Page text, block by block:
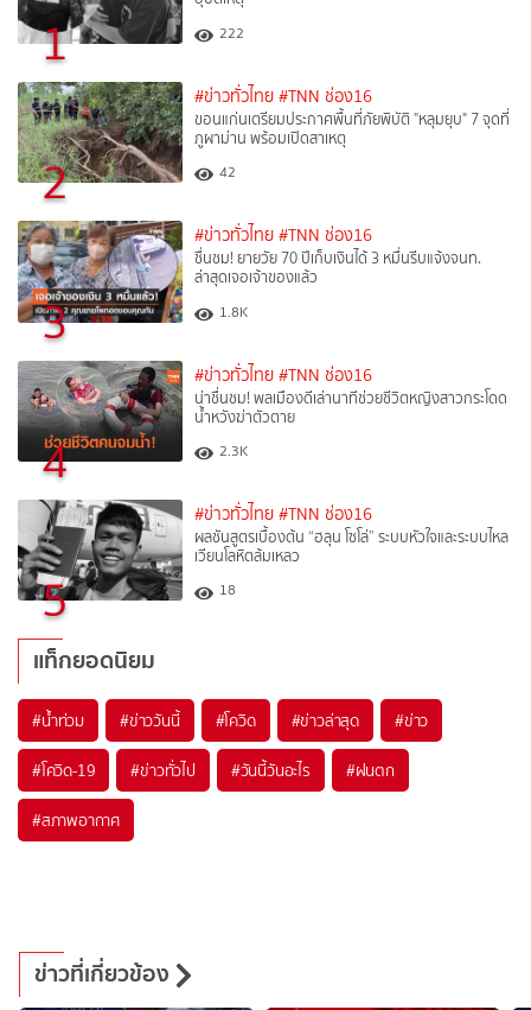
1 222
2
#ข่าวทั่วไทย #TNN ช่อง16
ขอนแก่นเตรียมประกาศพื้นที่ภัยพิบัติ "หลุมยุบ" 7 จุดที่
ภูผาม่าน พร้อมเปิดสาเหตุ
42
3
#ข่าวทั่วไทย #TNN ช่อง16
ชื่นชม! ยายวัย 70 ปีเก็บเงินได้ 3 หมื่นรีบแจ้งจนท.
ล่าสุดเจอเจ้าของแล้ว
1.8K
4
#ข่าวทั่วไทย #TNN ช่อง16
น่าชื่นชม! พลเมืองดีเล่านาทีช่วยชีวิตหญิงสาวกระโดด
น้ำหวังฆ่าตัวตาย
2.3K
5
#ข่าวทั่วไทย #TNN ช่อง16
ผลชันสูตรเบื้องต้น “ฮลุน โซโล่” ระบบหัวใจและระบบไหล
เวียนโลหิตล้มเหลว
18
แท็กยอดนิยม
#น้ำท่วม #ข่าววันนี้ #โควิด #ข่าวล่าสุด #ข่าว
#โควิด-19 #ข่าวทั่วไป #วันนี้วันอะไร #ฝนตก
#สภาพอากาศ
ข่าวที่เกี่ยวข้อง